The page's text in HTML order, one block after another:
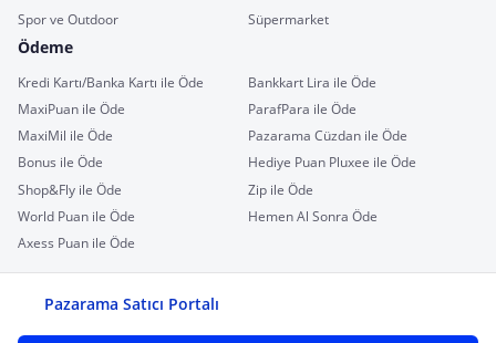
Spor ve Outdoor
Süpermarket
Ödeme
Kredi Kartı/Banka Kartı ile Öde
Bankkart Lira ile Öde
MaxiPuan ile Öde
ParafPara ile Öde
MaxiMil ile Öde
Pazarama Cüzdan ile Öde
Bonus ile Öde
Hediye Puan Pluxee ile Öde
Shop&Fly ile Öde
Zip ile Öde
World Puan ile Öde
Hemen Al Sonra Öde
Axess Puan ile Öde
Pazarama Satıcı Portalı